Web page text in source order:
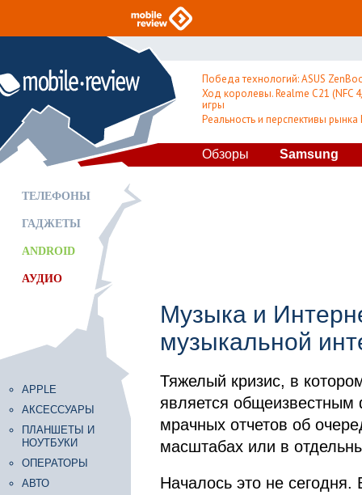
Победа технологий: ASUS
Ход королевы. Realme C21 (NFC
игры
Реальность и перспективы
Обзоры Samsung
ТЕЛЕФОНЫ
ГАДЖЕТЫ
ANDROID
АУДИО
APPLE
АКСЕССУАРЫ
ПЛАНШЕТЫ И
НОУТБУКИ
ОПЕРАТОРЫ
АВТО
Музыка и
музыкальной
Тяжелый кризис, в
является общеизвестным
мрачных отчетов об
масштабах или в
Началось это не